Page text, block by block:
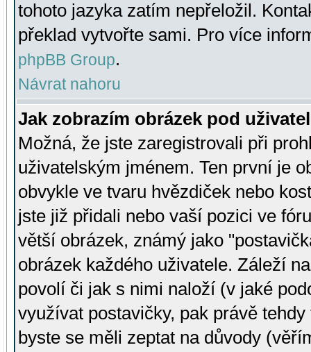
tohoto jazyka zatím nepřeložil.
překlad vytvořte sami. Pro více
phpBB Group.
Návrat nahoru
Jak zobrazím obrázek pod
Možná, že jste zaregistrovali při
uživatelským jménem. Ten první je
obvykle ve tvaru hvězdiček nebo
jste již přidali nebo vaší pozici ve
větší obrázek, známý jako
obrázek každého uživatele. Záleží
povolí či jak s nimi naloží (v jaké
využívat postavičky, pak právě
byste se měli zeptat na důvody